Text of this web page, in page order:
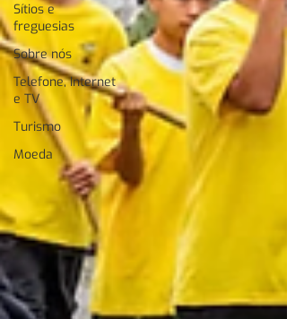
Sítios e
freguesias
Sobre nós
Telefone, Internet
e TV
Turismo
Moeda